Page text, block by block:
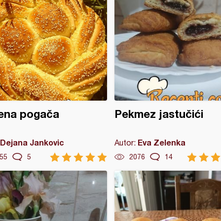
pogača
Dejana Jankovic
5
Pekmez jastučići
Autor: Eva Zelenka
2076 14